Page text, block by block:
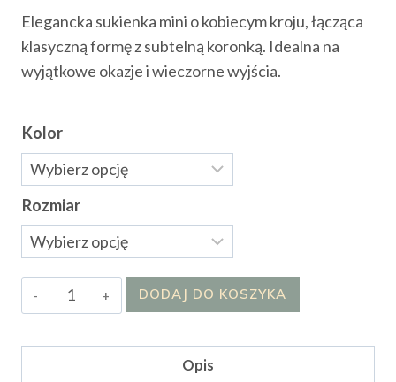
Elegancka sukienka mini o kobiecym kroju, łącząca
klasyczną formę z subtelną koronką. Idealna na
wyjątkowe okazje i wieczorne wyjścia.
Kolor
Rozmiar
ilość
Sukienka
DODAJ DO KOSZYKA
Opis